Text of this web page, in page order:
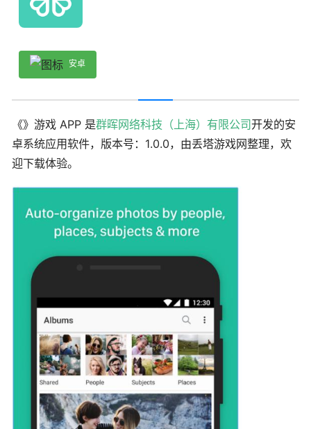
安卓
《》游戏 APP 是群晖网络科技（上海）有限公司开发的安
卓系统应用软件，版本号：1.0.0，由丢塔游戏网整理，欢
迎下载体验。